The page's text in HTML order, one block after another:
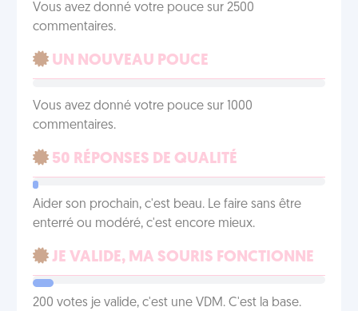
Vous avez donné votre pouce sur 2500
commentaires.
UN NOUVEAU POUCE
Vous avez donné votre pouce sur 1000
commentaires.
50 RÉPONSES DE QUALITÉ
Aider son prochain, c'est beau. Le faire sans être
enterré ou modéré, c'est encore mieux.
JE VALIDE, MA SOURIS FONCTIONNE
200 votes je valide, c'est une VDM. C'est la base.